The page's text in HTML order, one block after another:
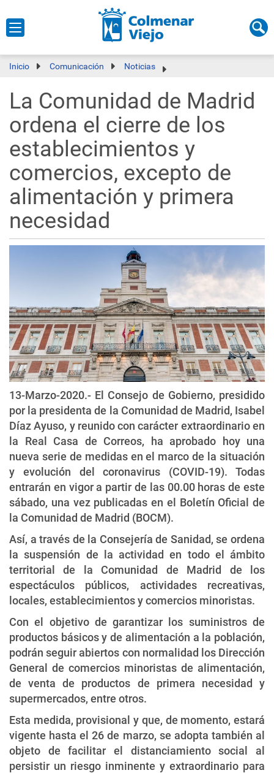
Inicio Comunicación Noticias
La Comunidad de Madrid
ordena el cierre de los
establecimientos y
comercios, excepto de
alimentación y primera
necesidad
13-Marzo-2020.- El Consejo de Gobierno, presidido
por la presidenta de la Comunidad de Madrid, Isabel
Díaz Ayuso, y reunido con carácter extraordinario en
la Real Casa de Correos, ha aprobado hoy una
nueva serie de medidas en el marco de la situación
y evolución del coronavirus (COVID-19). Todas
entrarán en vigor a partir de las 00.00 horas de este
sábado, una vez publicadas en el Boletín Oficial de
la Comunidad de Madrid (BOCM).
Así, a través de la Consejería de Sanidad, se ordena
la suspensión de la actividad en todo el ámbito
territorial de la Comunidad de Madrid de los
espectáculos públicos, actividades recreativas,
locales, establecimientos y comercios minoristas.
Con el objetivo de garantizar los suministros de
productos básicos y de alimentación a la población,
podrán seguir abiertos con normalidad los Dirección
General de comercios minoristas de alimentación,
de venta de productos de primera necesidad y
supermercados, entre otros.
Esta medida, provisional y que, de momento, estará
vigente hasta el 26 de marzo, se adopta también al
objeto de facilitar el distanciamiento social al
persistir un riesgo inminente y extraordinario para